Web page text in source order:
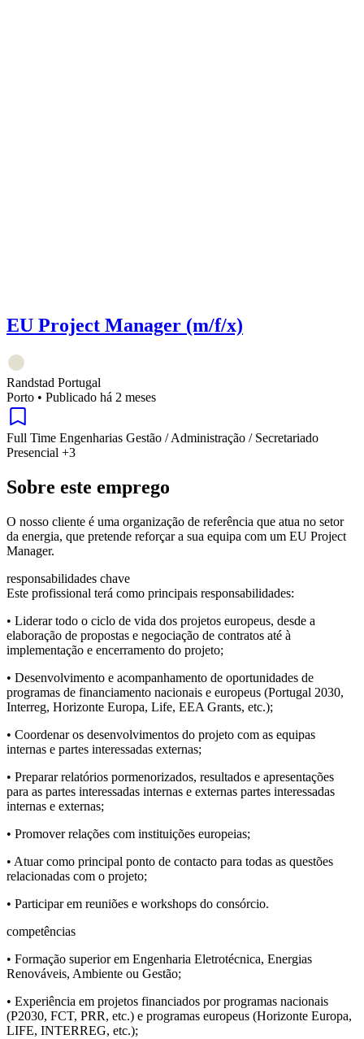
EU Project Manager (m/f/x)
Randstad Portugal
Porto • Publicado há 2 meses
Full Time Engenharias Gestão / Administração / Secretariado
Presencial +3
Sobre este emprego
O nosso cliente é uma organização de referência que atua no setor
da energia, que pretende reforçar a sua equipa com um EU Project
Manager.
responsabilidades chave
Este profissional terá como principais responsabilidades:
• Liderar todo o ciclo de vida dos projetos europeus, desde a
elaboração de propostas e negociação de contratos até à
implementação e encerramento do projeto;
• Desenvolvimento e acompanhamento de oportunidades de
programas de financiamento nacionais e europeus (Portugal 2030,
Interreg, Horizonte Europa, Life, EEA Grants, etc.);
• Coordenar os desenvolvimentos do projeto com as equipas
internas e partes interessadas externas;
• Preparar relatórios pormenorizados, resultados e apresentações
para as partes interessadas internas e externas partes interessadas
internas e externas;
• Promover relações com instituições europeias;
• Atuar como principal ponto de contacto para todas as questões
relacionadas com o projeto;
• Participar em reuniões e workshops do consórcio.
competências
• Formação superior em Engenharia Eletrotécnica, Energias
Renováveis, Ambiente ou Gestão;
• Experiência em projetos financiados por programas nacionais
(P2030, FCT, PRR, etc.) e programas europeus (Horizonte Europa,
LIFE, INTERREG, etc.);